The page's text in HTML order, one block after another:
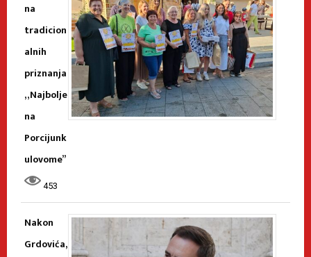
na
tradicion
alnih
priznanja
„Najbolje
na
Porcijunk
ulovome”
453
Nakon
Grdovića,